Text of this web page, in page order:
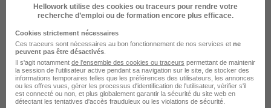
H/F
Complétude recrutement
Sceaux - 92 CDD 20,61 - 29,01 € / heure
Hellowork utilise des cookies ou traceurs pour rendre votre
recherche d’emploi ou de formation encore plus efficace.
Cookies strictement nécessaires
Ces traceurs sont nécessaires au bon fonctionnement de nos services et ne
peuvent pas être désactivés
Il s'agit notamment de l'ensemble des cookies ou traceurs permettant de maintenir
la session de l'utilisateur active pendant sa navigation sur le site, de stocker des
informations temporaires telles que les préférences des utilisateurs, les annonces
ou les offres vues, gérer les processus d'identification de l'utilisateur, vérifier s'il
est connecté ou non, et plus globalement garantir la sécurité du site web en
détectant les tentatives d'accès frauduleux ou les violations de sécurité.